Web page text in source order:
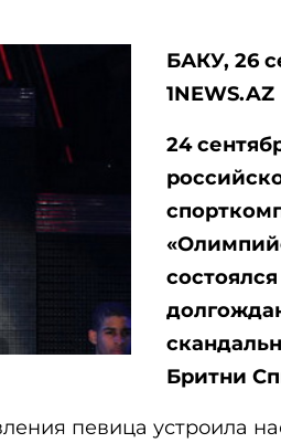
БАКУ, 26
1NEWS.AZ
24
состоялся
Бритни
певица устроила